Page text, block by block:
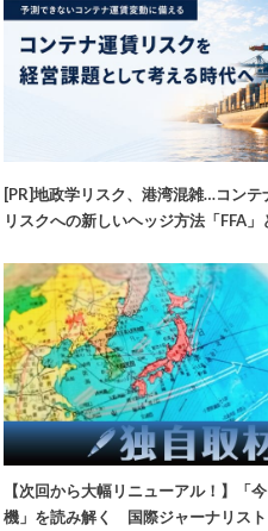
[PR]地政学リスク、港湾混雑…コンテ
リスクへの新しいヘッジ方法「FFA」
【次回から大幅リニューアル！】「
機」を読み解く 国際ジャーナリスト